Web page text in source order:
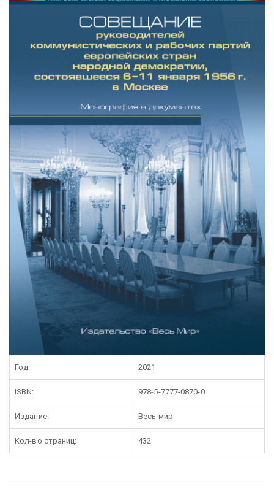
Год: 2021
ISBN: 978-5-7777-0870-0
Издание: Весь мир
Кол-во страниц: 432